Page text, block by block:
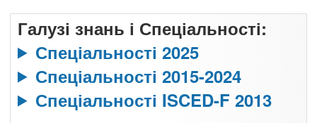
Галузі знань і Спеціальності:
Спеціальності 2025
Спеціальності 2015-2024
Спеціальності ISCED-F 2013